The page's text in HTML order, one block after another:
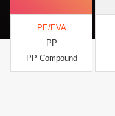
PE/EVA
PP
PP Compound